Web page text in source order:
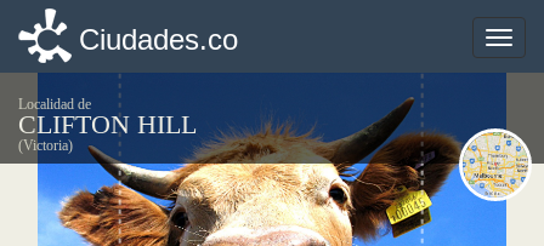
Toggle
Ciudades.co
Localidad de
CLIFTON HILL
(Victoria)
Toggle
Ciudades.co